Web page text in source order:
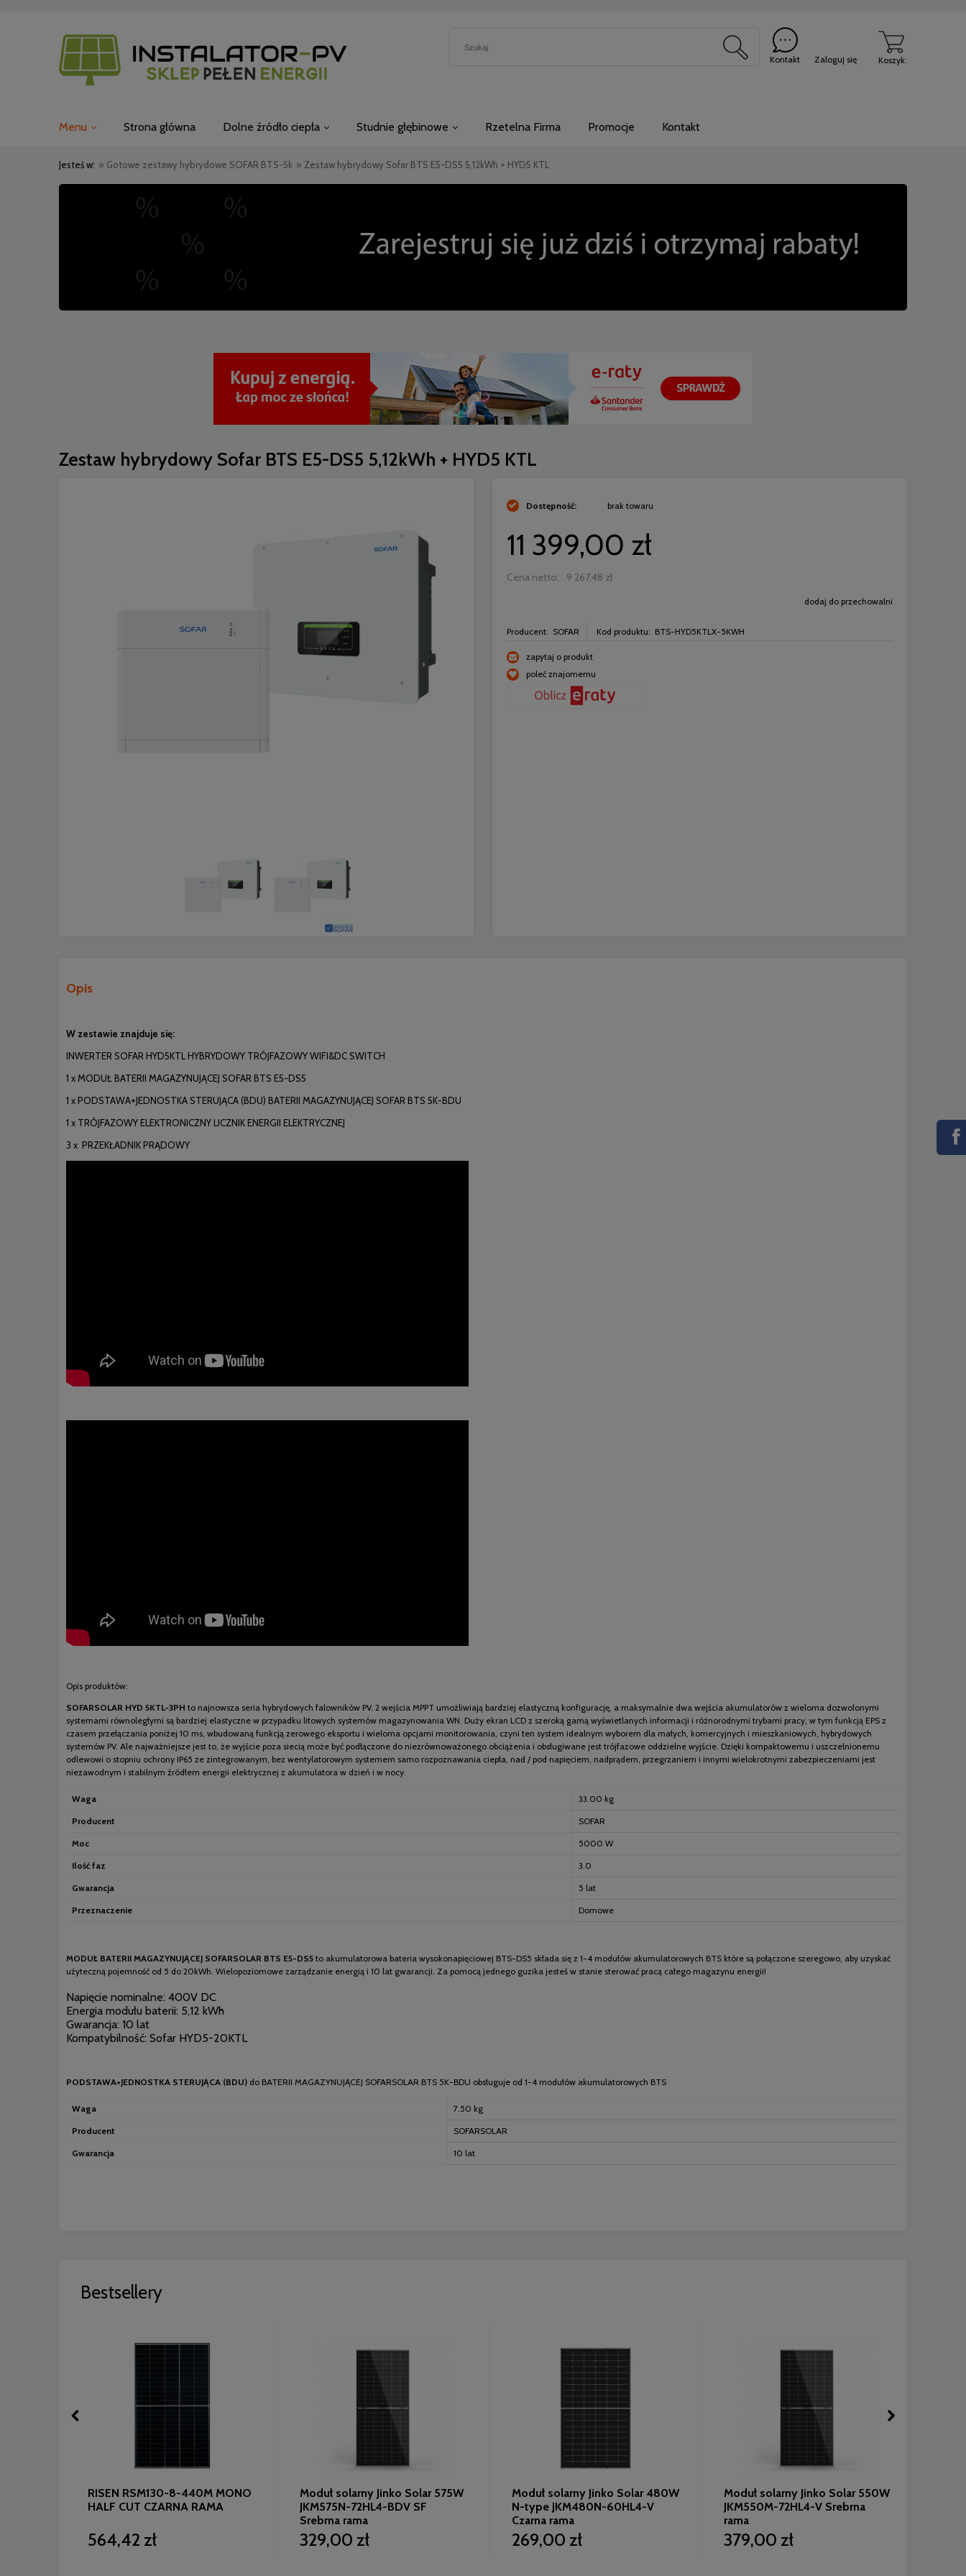
Koszyk:
Kontakt Zaloguj się
Menu Strona główna Dolne źródło ciepła Studnie głębinowe Rzetelna Firma Promocje Kontakt
Jesteś w: » Gotowe zestawy hybrydowe SOFAR BTS-5k » Zestaw hybrydowy Sofar BTS E5-DS5 5,12kWh + HYD5 KTL
Zestaw hybrydowy Sofar BTS E5-DS5 5,12kWh + HYD5 KTL
Dostępność: brak towaru
11 399,00 zł
Cena netto: 9 267,48 zł
dodaj do przechowalni
Producent: SOFAR Kod produktu: BTS-HYD5KTLX-5KWH
zapytaj o produkt
poleć znajomemu
Opis
W zestawie znajduje się:
INWERTER SOFAR HYD5KTL HYBRYDOWY TRÓJFAZOWY WIFI&DC SWITCH
1 x MODUŁ BATERII MAGAZYNUJĄCEJ SOFAR BTS E5-DS5
1 x PODSTAWA+JEDNOSTKA STERUJĄCA (BDU) BATERII MAGAZYNUJĄCEJ SOFAR BTS 5K-BDU
1 x TRÓJFAZOWY ELEKTRONICZNY LICZNIK ENERGII ELEKTRYCZNEJ
3 x PRZEKŁADNIK PRĄDOWY
Opis produktów:
SOFARSOLAR HYD 5KTL-3PH to najnowsza seria hybrydowych falowników PV. 2 wejścia MPPT umożliwiają bardziej elastyczną konfigurację, a maksymalnie dwa wejścia akumulatorów z wieloma dozwolonymi
systemami równoległymi są bardziej elastyczne w przypadku litowych systemów magazynowania WN. Duży ekran LCD z szeroką gamą wyświetlanych informacji i różnorodnymi trybami pracy, w tym funkcją EPS z
czasem przełączania poniżej 10 ms, wbudowaną funkcją zerowego eksportu i wieloma opcjami monitorowania, czyni ten system idealnym wyborem dla małych, komercyjnych i mieszkaniowych, hybrydowych
systemów PV. Ale najważniejsze jest to, że wyjście poza siecią może być podłączone do niezrównoważonego obciążenia i obsługiwane jest trójfazowe oddzielne wyjście. Dzięki kompaktowemu i uszczelnionemu
odlewowi o stopniu ochrony IP65 ze zintegrowanym, bez wentylatorowym systemem samo rozpoznawania ciepła, nad / pod napięciem, nadprądem, przegrzaniem i innymi wielokrotnymi zabezpieczeniami jest
niezawodnym i stabilnym źródłem energii elektrycznej z akumulatora w dzień i w nocy.
Waga 33.00 kg
Producent SOFAR
Moc 5000 W
Ilość faz 3.0
Gwarancja 5 lat
Przeznaczenie Domowe
MODUŁ BATERII MAGAZYNUJĄCEJ SOFARSOLAR BTS E5-DS5 to akumulatorowa bateria wysokonapięciowej BTS-DS5 składa się z 1-4 modułów akumulatorowych BTS które są połączone szeregowo, aby uzyskać
użyteczną pojemność od 5 do 20kWh. Wielopoziomowe zarządzanie energią i 10 lat gwarancji. Za pomocą jednego guzika jesteś w stanie sterować pracą całego magazynu energii!
Napięcie nominalne: 400V DC
Energia modułu baterii: 5,12 kWh
Gwarancja: 10 lat
Kompatybilność: Sofar HYD5-20KTL
PODSTAWA+JEDNOSTKA STERUJĄCA (BDU) do BATERII MAGAZYNUJĄCEJ SOFARSOLAR BTS 5K-BDU obsługuje od 1-4 modułów akumulatorowych BTS
Waga 7.50 kg
Producent SOFARSOLAR
Gwarancja 10 lat
Bestsellery
RISEN RSM130-8-440M MONO
HALF CUT CZARNA RAMA
564,42 zł
Moduł solarny Jinko Solar 575W
JKM575N-72HL4-BDV SF
Srebrna rama
329,00 zł
Moduł solarny Jinko Solar 480W
N-type JKM480N-60HL4-V
Czarna rama
269,00 zł
Moduł solarny Jinko Solar 550W
JKM550M-72HL4-V Srebrna
rama
379,00 zł